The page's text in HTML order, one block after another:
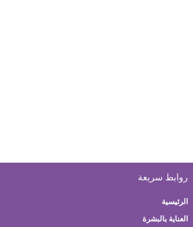
روابط سريعة
الرئيسية
العناية بالبشرة